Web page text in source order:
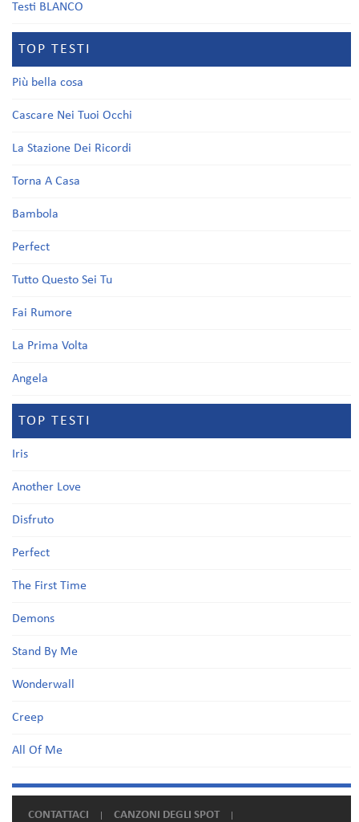
Testi BLANCO
TOP TESTI
Più bella cosa
Cascare Nei Tuoi Occhi
La Stazione Dei Ricordi
Torna A Casa
Bambola
Perfect
Tutto Questo Sei Tu
Fai Rumore
La Prima Volta
Angela
TOP TESTI
Iris
Another Love
Disfruto
Perfect
The First Time
Demons
Stand By Me
Wonderwall
Creep
All Of Me
CONTATTACI CANZONI DEGLI SPOT